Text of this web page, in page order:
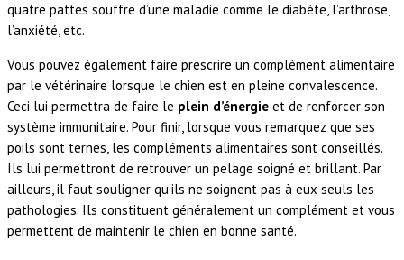
quatre pattes souffre d’une maladie comme le diabète, l’arthrose,
l’anxiété, etc.
Vous pouvez également faire prescrire un complément alimentaire
par le vétérinaire lorsque le chien est en pleine convalescence.
Ceci lui permettra de faire le plein d’énergie et de renforcer son
système immunitaire. Pour finir, lorsque vous remarquez que ses
poils sont ternes, les compléments alimentaires sont conseillés.
Ils lui permettront de retrouver un pelage soigné et brillant. Par
ailleurs, il faut souligner qu’ils ne soignent pas à eux seuls les
pathologies. Ils constituent généralement un complément et vous
permettent de maintenir le chien en bonne santé.